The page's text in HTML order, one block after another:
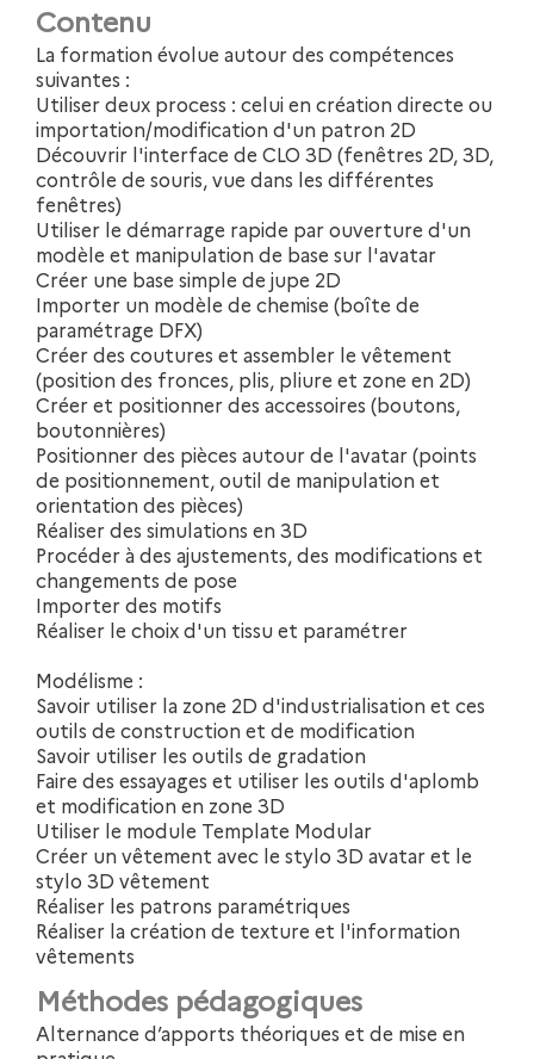
Contenu
La formation évolue autour des compétences
suivantes :
Utiliser deux process : celui en création directe ou
importation/modification d'un patron 2D
Découvrir l'interface de CLO 3D (fenêtres 2D, 3D,
contrôle de souris, vue dans les différentes
fenêtres)
Utiliser le démarrage rapide par ouverture d'un
modèle et manipulation de base sur l'avatar
Créer une base simple de jupe 2D
Importer un modèle de chemise (boîte de
paramétrage DFX)
Créer des coutures et assembler le vêtement
(position des fronces, plis, pliure et zone en 2D)
Créer et positionner des accessoires (boutons,
boutonnières)
Positionner des pièces autour de l'avatar (points
de positionnement, outil de manipulation et
orientation des pièces)
Réaliser des simulations en 3D
Procéder à des ajustements, des modifications et
changements de pose
Importer des motifs
Réaliser le choix d'un tissu et paramétrer
Modélisme :
Savoir utiliser la zone 2D d'industrialisation et ces
outils de construction et de modification
Savoir utiliser les outils de gradation
Faire des essayages et utiliser les outils d'aplomb
et modification en zone 3D
Utiliser le module Template Modular
Créer un vêtement avec le stylo 3D avatar et le
stylo 3D vêtement
Réaliser les patrons paramétriques
Réaliser la création de texture et l'information
vêtements
Méthodes pédagogiques
Alternance d’apports théoriques et de mise en